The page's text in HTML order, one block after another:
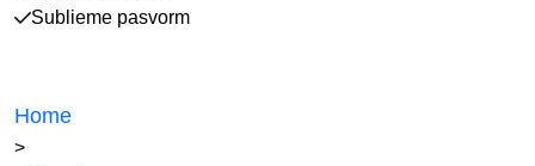
Sublieme pasvorm
Home
>